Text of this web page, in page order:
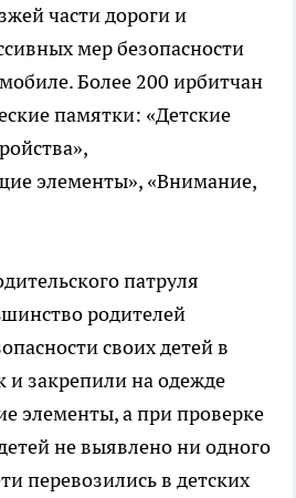
части дороги и
мер безопасности
Более 200 ирбитчан
памятки: «Детские
элементы», «Внимание,
патруля
родителей
своих детей в
и закрепили на одежде
элементы, а при проверке
не выявлено ни одного
перевозились в детских